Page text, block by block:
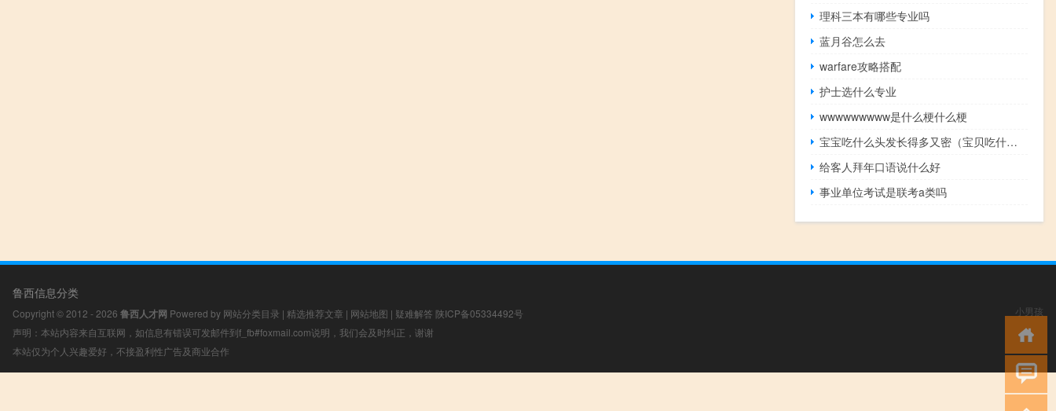
理科三本有哪些专业吗
蓝月谷怎么去
warfare攻略搭配
护士选什么专业
wwwwwwwww是什么梗什么梗
宝宝吃什么头发长得多又密（宝贝吃什么头发长得好）
给客人拜年口语说什么好
事业单位考试是联考a类吗
鲁西信息分类
Copyright © 2012 - 2026 鲁西人才网 Powered by 网站分类目录 | 精选推荐文章 | 网站地图 | 疑难解答 陕ICP备05334492号
声明：本站内容来自互联网，如信息有错误可发邮件到f_fb#foxmail.com说明，我们会及时纠正，谢谢
本站仅为个人兴趣爱好，不接盈利性广告及商业合作
小男孩